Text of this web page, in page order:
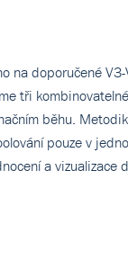
na doporučené
tři
běhu.
pouze v
a vizualizace